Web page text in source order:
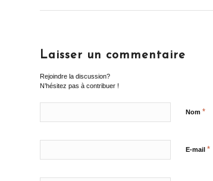
Laisser un commentaire
Rejoindre la discussion?
N’hésitez pas à contribuer !
Nom *
E-mail *